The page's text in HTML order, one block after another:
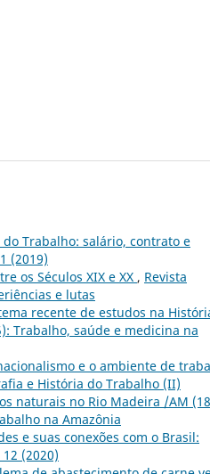
Trabalho: salário, contrato e
(2019)
os Séculos XIX e XX , Revista
e lutas
recente de estudos na
Trabalho, saúde e medicina na
e o ambiente de
e História do Trabalho (II)
naturais no Rio Madeira /AM
na Amazônia
e suas conexões com o Brasil:
(2020)